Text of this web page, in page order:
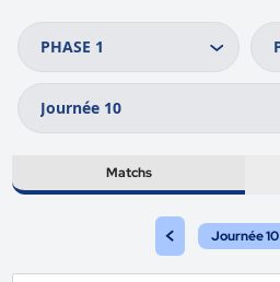
Matchs
< Journée 10